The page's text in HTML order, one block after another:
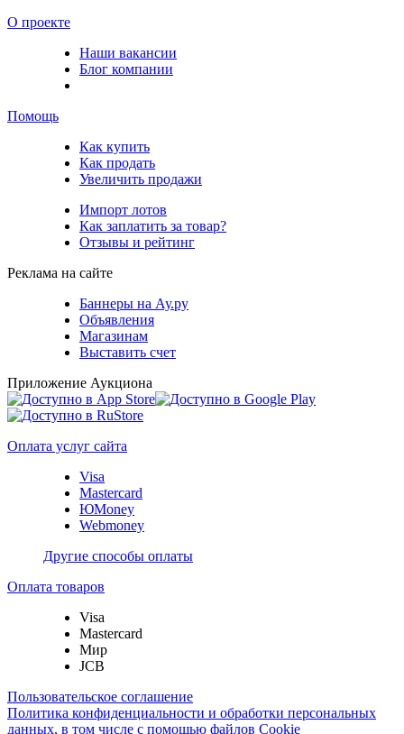
О проекте
Наши вакансии
Блог компании
Помощь
Как купить
Как продать
Увеличить продажи
Импорт лотов
Как заплатить за товар?
Отзывы и рейтинг
Реклама на сайте
Баннеры на Ау.ру
Объявления
Магазинам
Выставить счет
Приложение Аукциона
Оплата услуг сайта
Visa
Mastercard
ЮMoney
Webmoney
Другие способы оплаты
Оплата товаров
Visa
Mastercard
Мир
JCB
Пользовательское соглашение
Политика конфиденциальности и обработки персональных
данных, в том числе с помощью файлов Cookie